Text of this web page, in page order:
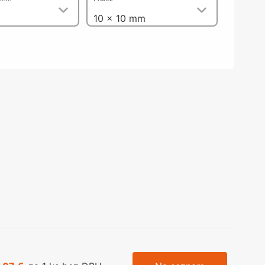
nohy, Nábytkové nohy a
nastavení
kování
10 x 10 mm